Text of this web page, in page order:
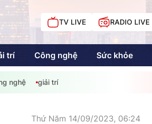
TV LIVE RADIO LIVE
trí Công nghệ Sức khỏe
Kinh tế
nghệ giải trí
Thứ Năm 14/09/2023, 06:24